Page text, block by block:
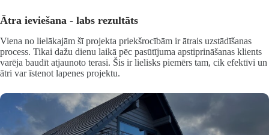
Ātra ieviešana - labs rezultāts
Viena no lielākajām šī projekta priekšrocībām ir ātrais uzstādīšanas
process. Tikai dažu dienu laikā pēc pasūtījuma apstiprināšanas klients
varēja baudīt atjaunoto terasi. Šis ir lielisks piemērs tam, cik efektīvi un
ātri var īstenot lapenes projektu.